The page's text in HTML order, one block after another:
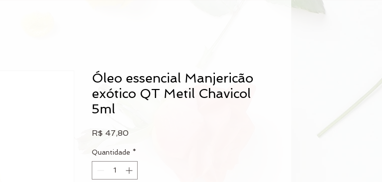
Óleo essencial Manjericão
exótico QT Metil Chavicol
5ml
R$ 47,80Preço
Quantidade *